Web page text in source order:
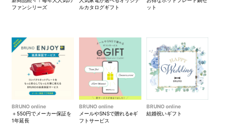
ている定番柄の見事な饗宴。
ックプリントから抜粋した
花々が描かれています。
ファンシリーズ
ルカタログギフト
ット
BRUNO online
＋550円でメーカー保証を
1年延長
BRUNO online
メールやSNSで贈れるeギ
フトサービス
BRUNO online
結婚祝いギフト